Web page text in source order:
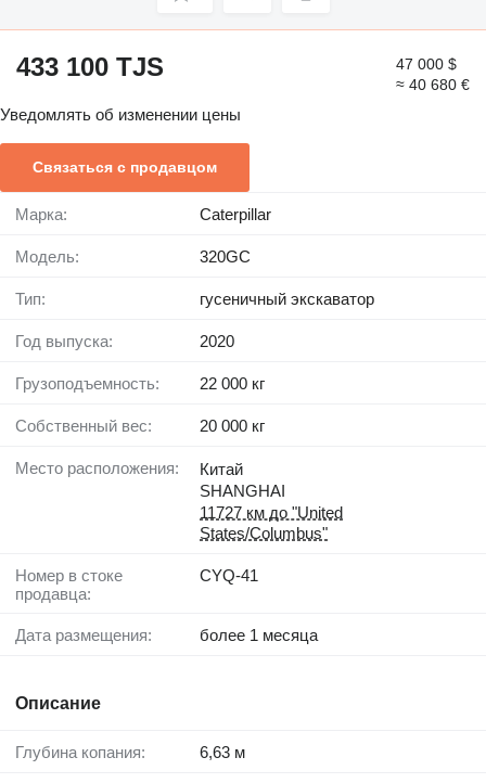
433 100 TJS
47 000 $
≈ 40 680 €
Уведомлять об изменении цены
Связаться с продавцом
Марка: Caterpillar
Модель: 320GC
Тип: гусеничный экскаватор
Год выпуска: 2020
Грузоподъемность: 22 000 кг
Собственный вес: 20 000 кг
Место расположения:
Китай
SHANGHAI
11727 км до "United
States/Columbus"
Номер в стоке
продавца:
CYQ-41
Дата размещения: более 1 месяца
Описание
Глубина копания: 6,63 м